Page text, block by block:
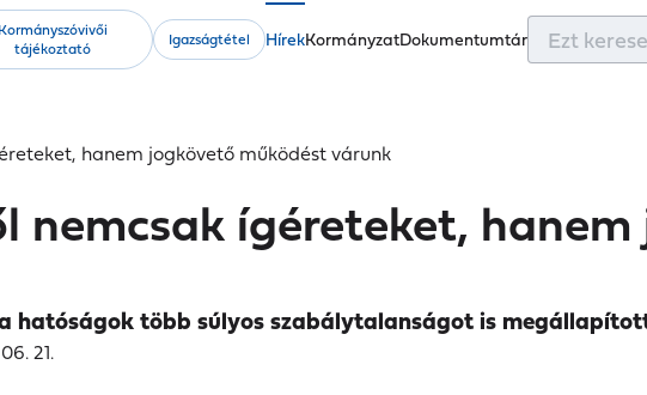
Kormányszóvivői
tájékoztató
Igazságtétel
Fő
HírekKormányzatDokumentumtár
hanem jogkövető működést várunk
nemcsak ígéreteket,
hatóságok több súlyos szabálytalanságot is
21.